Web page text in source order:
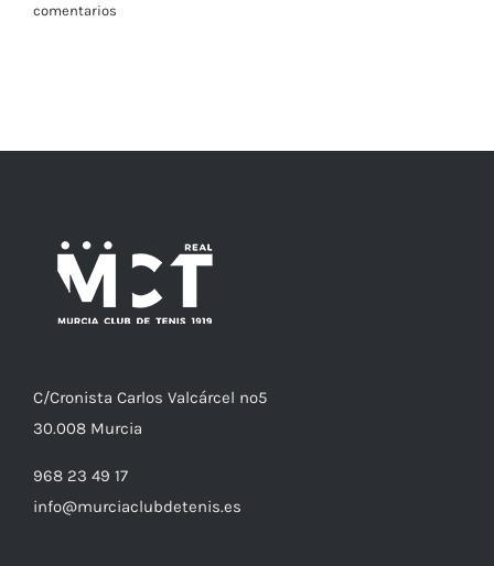
comentarios
C/Cronista Carlos Valcárcel nº5
30.008 Murcia
968 23 49 17
info@murciaclubdetenis.es